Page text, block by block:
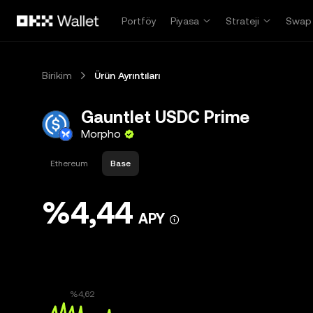
Portföy
Piyasa Strateji Swap
Birikim Ürün Ayrıntıları
Gauntlet USDC Prime
Morpho
Ethereum Base
%4,44 APY